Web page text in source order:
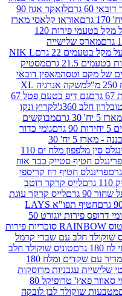
לואקר אגוז 90
אוראו קלאסי מארז
לוקיטוס סוכריות על מקל בטעמי פירות 120
גרם
NIK L
מסטיק
מאפין דובאי
משקה אנרגיה XL
גם דיפ בטעם פטל 67
לקריץ ונקו
מבוקשים
גומי כדור
מבוקשים בטעם בננה - מארז 5 יח' 30
פרינגלס סין מלפפון מלח ים 110
סטייק כבד אווז
רוז קריספי
קרקר רוטב
לייס קרקר עוגת
חטיף תפו"א LAYS
סקיטלס גומי דרופס פירות יוגורט 50
מנטוס RAINBOW סוכריות פירות
עם שברי קרמל
טוניס שוקולד חלב
טוניס שוקולד מריר עם שקדים ומלח 180
מרוסקות
סוכריות גומי סאוור פאץ' טרופיקל 80
לבן לובקה